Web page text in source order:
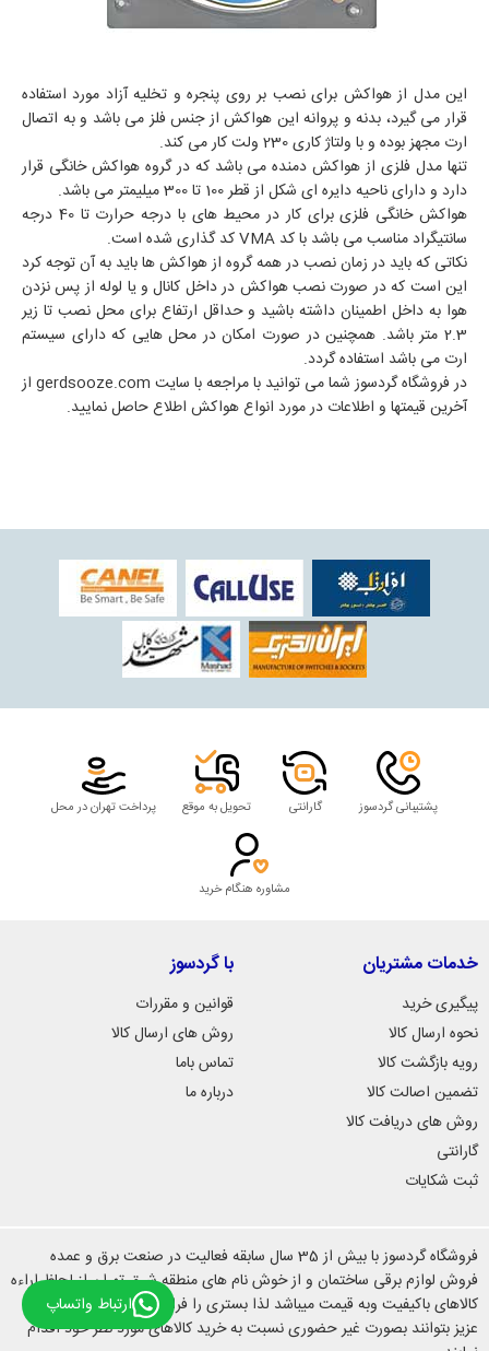
این مدل از هواکش برای نصب بر روی پنجره و تخلیه آزاد مورد استفاده
قرار می گیرد، بدنه و پروانه این هواکش از جنس فلز می باشد و به اتصال
ارت مجهز بوده و با ولتاژ کاری 230 ولت کار می کند.
تنها مدل فلزی از هواکش دمنده می باشد که در گروه هواکش خانگی قرار
دارد و دارای ناحیه دایره ای شکل از قطر 100 تا 300 میلیمتر می باشد.
هواکش خانگی فلزی برای کار در محیط های با درجه حرارت تا 40 درجه
سانتیگراد مناسب می باشد با کد VMA کد گذاری شده است.
نکاتی که باید در زمان نصب در همه گروه از هواکش ها باید به آن توجه کرد
این است که در صورت نصب هواکش در داخل کانال و یا لوله از پس نزدن
هوا به داخل اطمینان داشته باشید و حداقل ارتفاع برای محل نصب تا زیر
2.3 متر باشد. همچنین در صورت امکان در محل هایی که دارای سیستم
ارت می باشد استفاده گردد.
در فروشگاه گردسوز شما می توانید با مراجعه با سایت gerdsooze.com از
آخرین قیمتها و اطلاعات در مورد انواع هواکش اطلاع حاصل نمایید.
پشتیبانی گردسوز گارانتی تحویل به موقع پرداخت تهران در محل
مشاوره هنگام خرید
خدمات مشتریان
پیگیری خرید
نحوه ارسال کالا
رویه بازگشت کالا
تضمین اصالت کالا
روش های دریافت کالا
گارانتی
ثبت شکایات
با گردسوز
قوانین و مقررات
روش های ارسال کالا
تماس باما
درباره ما
فروشگاه گردسوز با بیش از 35 سال سابقه فعالیت در صنعت برق و عمده
فروش لوازم برقی ساختمان و از خوش نام های منطقه شرق تهران از لحاظ اراءه
کالاهای باکیفیت وبه قیمت میباشد لذا بستری را فراهم نموده ایم تا مشتریان
عزیز بتوانند بصورت غیر حضوری نسبت به خرید کالاهای مورد نظر خود اقدام
ارتباط واتساپ